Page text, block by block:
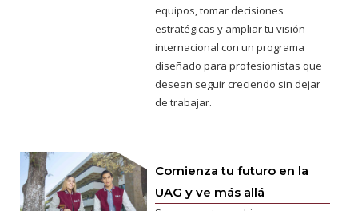
equipos, tomar decisiones
estratégicas y ampliar tu visión
internacional con un programa
diseñado para profesionistas que
desean seguir creciendo sin dejar
de trabajar.
Comienza tu futuro en la
UAG y ve más allá